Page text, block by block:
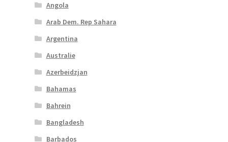
Angola
Arab Dem. Rep Sahara
Argentina
Australie
Azerbeidzjan
Bahamas
Bahrein
Bangladesh
Barbados